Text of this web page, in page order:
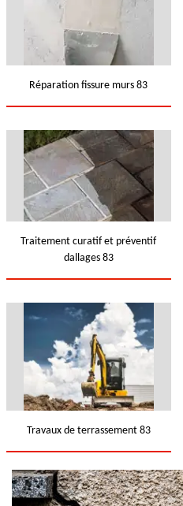
Réparation fissure murs 83
Traitement curatif et préventif
dallages 83
Travaux de terrassement 83